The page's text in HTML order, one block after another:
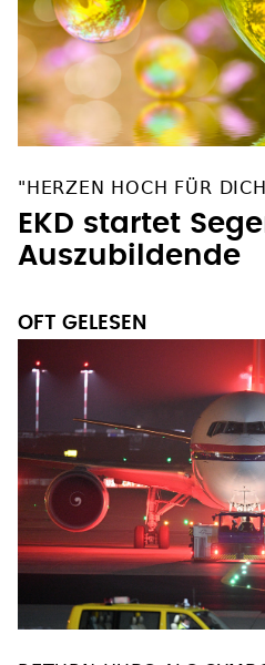
"HERZEN HOCH FÜR
EKD startet
OFT GELESEN